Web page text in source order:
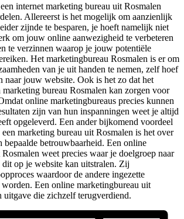
internet marketing bureau uit Rosmalen
Allereerst is het mogelijk om aanzienlijk
zijnde te besparen, je hoeft namelijk niet
om jouw online aanwezigheid te verbeteren
te verzinnen waarop je jouw potentiële
Het marketingbureau Rosmalen is er om
van je uit handen te nemen, zelf hoef
naar jouw website. Ook is het zo dat het
marketing bureau Rosmalen kan zorgen voor
online marketingbureaus precies kunnen
zijn van hun inspanningen weet je altijd
opgeleverd. Een ander bijkomend voordeel
marketing bureau uit Rosmalen is het over
bepaalde betrouwbaarheid. Een online
weet precies waar je doelgroep naar
op je website kan uitstralen. Zij
waardoor de andere ingezette
Een online marketingbureau uit
uitgave die zichzelf terugverdiend.